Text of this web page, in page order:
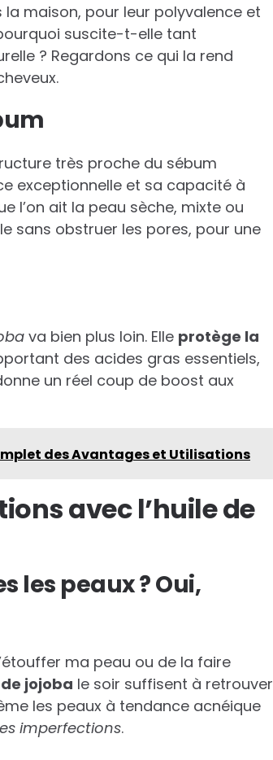
maison, pour leur polyvalence et
suscite-t-elle tant
? Regardons ce qui la rend
très proche du sébum
exceptionnelle et sa capacité à
l’on ait la peau sèche, mixte ou
sans obstruer les pores, pour une
va bien plus loin. Elle protège la
des acides gras essentiels,
un réel coup de boost aux
des Avantages et Utilisations
avec l’huile de
les peaux ? Oui,
ma peau ou de la faire
jojoba le soir suffisent à retrouver
les peaux à tendance acnéique
imperfections.